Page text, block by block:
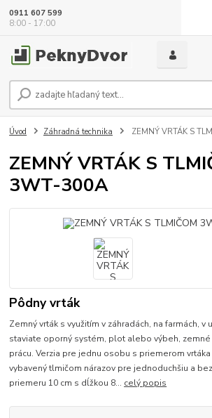
0911 607 599
8:00 - 17:00
Úvod Záhradná technika ZEMNÝ VRTÁK S
ZEMNÝ VRTÁK S
3WT-300A
Pôdny vrták
Zemný vrták s využitím v záhradách, na farmách, v
staviate oporný systém, plot alebo výbeh, zemné
prácu. Verzia pre jednu osobu s priemerom
vybavený tlmičom nárazov pre jednoduchšiu a
priemeru 10 cm s dĺžkou 8... celý popis